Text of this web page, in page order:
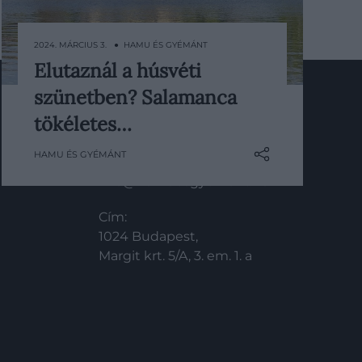
Salamanca húsvéti körmenete
világhírű, de nem csak ezért
érdemes odalátogatni.
2024. MÁRCIUS 3. ● HAMU ÉS GYÉMÁNT
Elutaznál a húsvéti
szünetben? Salamanca
tökéletes…
HAMU ÉS GYÉMÁNT
KAPCSOLAT
Email:
Cím:
1024 Budapest,
Margit krt. 5/A, 3. em. 1. a